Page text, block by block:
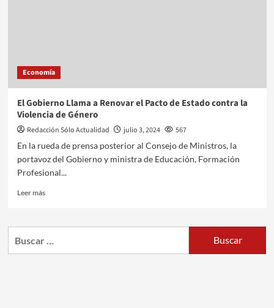
Economía
El Gobierno Llama a Renovar el Pacto de Estado contra la
Violencia de Género
Redacción Sólo Actualidad julio 3, 2024
567
En la rueda de prensa posterior al Consejo de Ministros, la
portavoz del Gobierno y ministra de Educación, Formación
Profesional...
Leer más